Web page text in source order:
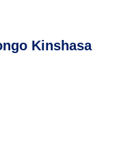
Kinshasa